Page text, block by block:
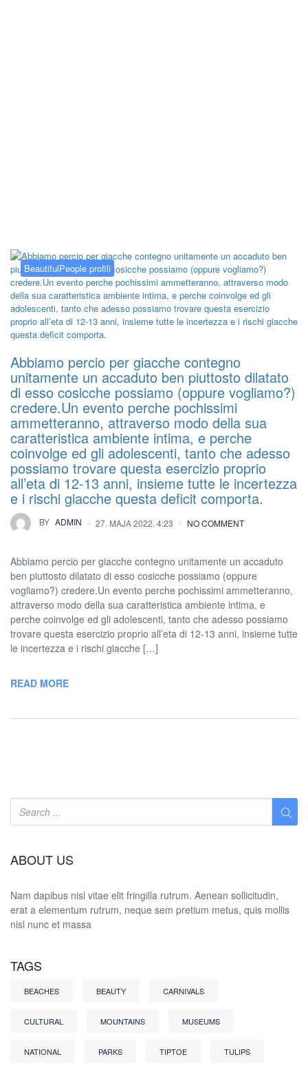
BeautifulPeople profili
Abbiamo percio per giacche contegno
unitamente un accaduto ben piuttosto dilatato
di esso cosicche possiamo (oppure vogliamo?)
credere.Un evento perche pochissimi
ammetteranno, attraverso modo della sua
caratteristica ambiente intima, e perche
coinvolge ed gli adolescenti, tanto che adesso
possiamo trovare questa esercizio proprio
all’eta di 12-13 anni, insieme tutte le incertezza
e i rischi giacche questa deficit comporta.
BY ADMIN 27. MAJA 2022. 4:23 NO COMMENT
Abbiamo percio per giacche contegno unitamente un accaduto
ben piuttosto dilatato di esso cosicche possiamo (oppure
vogliamo?) credere.Un evento perche pochissimi ammetteranno,
attraverso modo della sua caratteristica ambiente intima, e
perche coinvolge ed gli adolescenti, tanto che adesso possiamo
trovare questa esercizio proprio all’eta di 12-13 anni, insieme tutte
le incertezza e i rischi giacche […]
READ MORE
ABOUT US
Nam dapibus nisl vitae elit fringilla rutrum. Aenean sollicitudin,
erat a elementum rutrum, neque sem pretium metus, quis mollis
nisl nunc et massa
TAGS
BEACHES BEAUTY CARNIVALS
CULTURAL MOUNTAINS MUSEUMS
NATIONAL PARKS TIPTOE TULIPS